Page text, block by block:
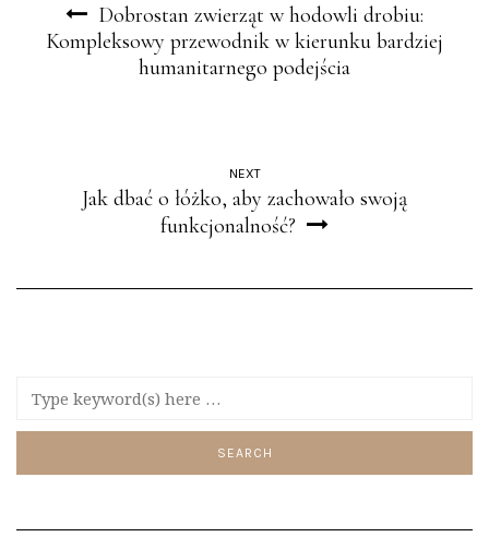
Dobrostan zwierząt w hodowli drobiu:
Kompleksowy przewodnik w kierunku bardziej
humanitarnego podejścia
NEXT
Jak dbać o łóżko, aby zachowało swoją
funkcjonalność?